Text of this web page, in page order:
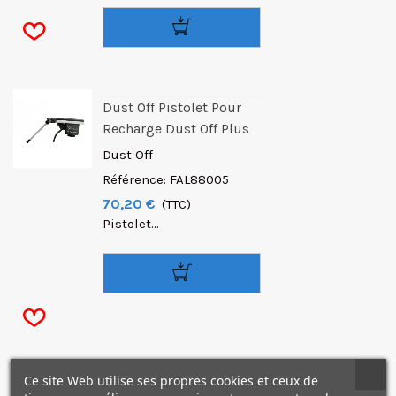
Dust Off Pistolet Pour
Recharge Dust Off Plus
Dust Off
Référence: FAL88005
70,20 € (TTC)
Pistolet...
Dust Off Plus Bombe
Ce site Web utilise ses propres cookies et ceux de